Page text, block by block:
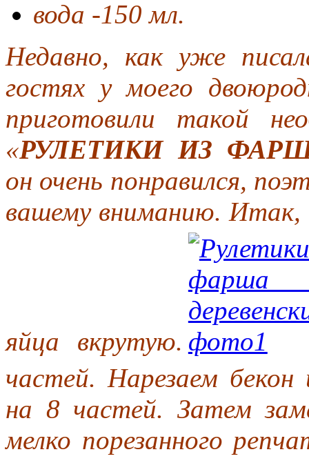
вода -150 мл.
Недавно, как уже
гостях у моего
приготовили такой
«РУЛЕТИКИ ИЗ
он очень понравился,
вашему вниманию. Итак,
яйца вкрутую.
частей. Нарезаем
на 8 частей. Затем
мелко порезанного